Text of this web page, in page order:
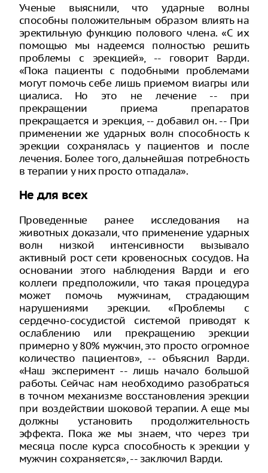
Ученые выяснили, что ударные волны
способны положительным образом влиять на
эректильную функцию полового члена. «С их
помощью мы надеемся полностью решить
проблемы с эрекцией», -- говорит Варди.
«Пока пациенты с подобными проблемами
могут помочь себе лишь приемом виагры или
циалиса. Но это не лечение -- при
прекращении приема препаратов
прекращается и эрекция, -- добавил он. -- При
применении же ударных волн способность к
эрекции сохранялась у пациентов и после
лечения. Более того, дальнейшая потребность
в терапии у них просто отпадала».
Не для всех
Проведенные ранее исследования на
животных доказали, что применение ударных
волн низкой интенсивности вызывало
активный рост сети кровеносных сосудов. На
основании этого наблюдения Варди и его
коллеги предположили, что такая процедура
может помочь мужчинам, страдающим
нарушениями эрекции. «Проблемы с
сердечно-сосудистой системой приводят к
ослаблению или прекращению эрекции
примерно у 80% мужчин, это просто огромное
количество пациентов», -- объяснил Варди.
«Наш эксперимент -- лишь начало большой
работы. Сейчас нам необходимо разобраться
в точном механизме восстановления эрекции
при воздействии шоковой терапии. А еще мы
должны установить продолжительность
эффекта. Пока же мы знаем, что через три
месяца после курса способность к эрекции у
мужчин сохраняется», -- заключил Варди.